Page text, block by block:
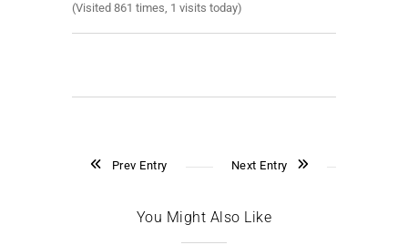
(Visited 861 times, 1 visits today)
Prev Entry Next Entry
You Might Also Like